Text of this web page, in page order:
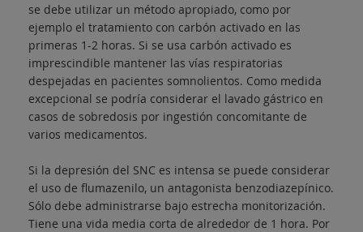
se debe utilizar un método apropiado, como por
ejemplo el tratamiento con carbón activado en las
primeras 1-2 horas. Si se usa carbón activado es
imprescindible mantener las vías respiratorias
despejadas en pacientes somnolientos. Como medida
excepcional se podría considerar el lavado gástrico en
casos de sobredosis por ingestión concomitante de
varios medicamentos.
Si la depresión del SNC es intensa se puede considerar
el uso de flumazenilo, un antagonista benzodiazepínico.
Sólo debe administrarse bajo estrecha monitorización.
Tiene una vida media corta de alrededor de 1 hora. Por